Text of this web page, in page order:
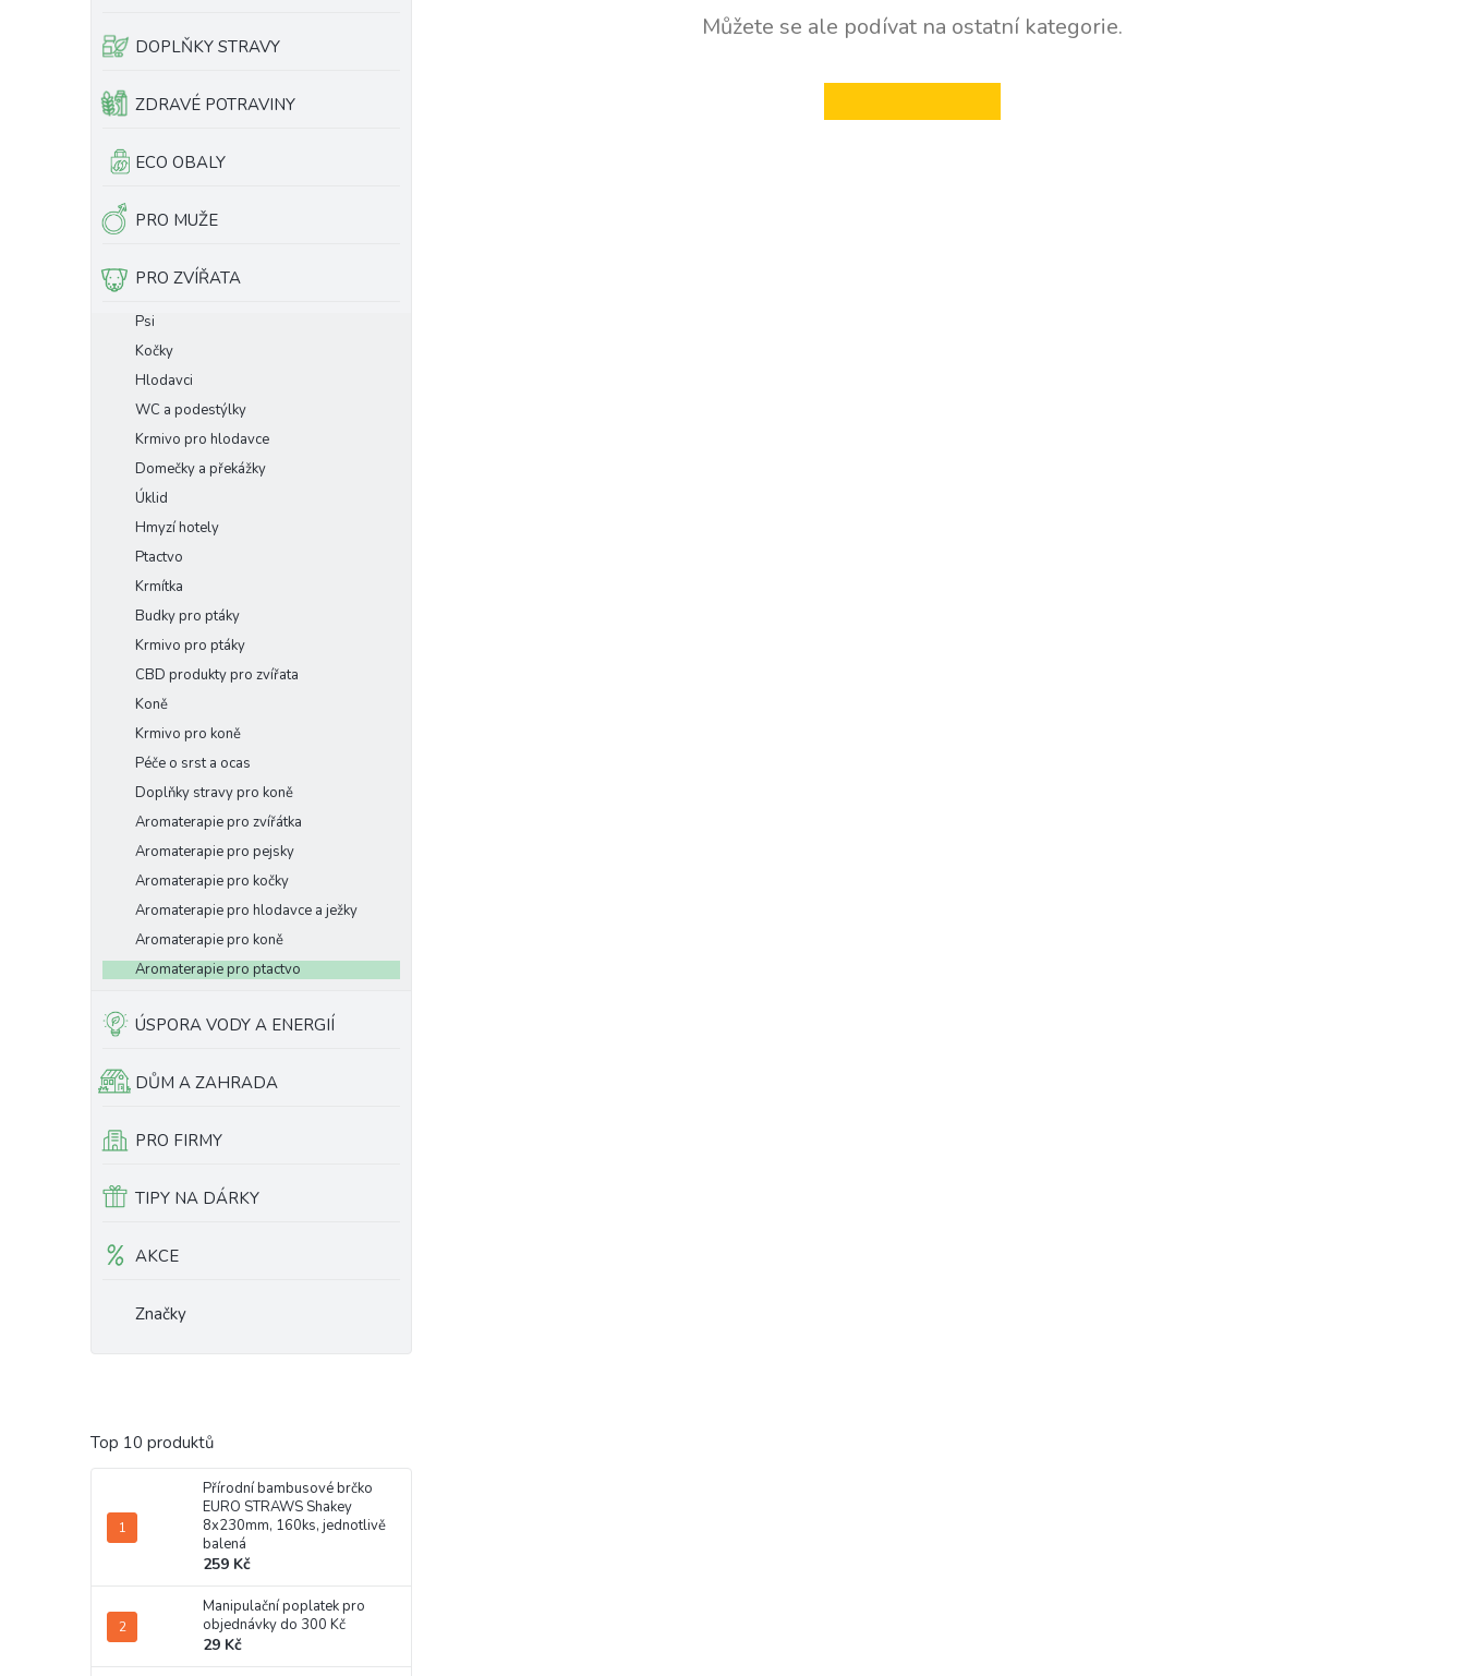
DOPLŇKY STRAVY
ZDRAVÉ POTRAVINY
ECO OBALY
PRO MUŽE
PRO ZVÍŘATA
Psi
Kočky
Hlodavci
WC a podestýlky
Krmivo pro hlodavce
Domečky a překážky
Úklid
Hmyzí hotely
Ptactvo
Krmítka
Budky pro ptáky
Krmivo pro ptáky
CBD produkty pro zvířata
Koně
Krmivo pro koně
Péče o srst a ocas
Doplňky stravy pro koně
Aromaterapie pro zvířátka
Aromaterapie pro pejsky
Aromaterapie pro kočky
Aromaterapie pro hlodavce a ježky
Aromaterapie pro koně
Aromaterapie pro ptactvo
ÚSPORA VODY A ENERGIÍ
DŮM A ZAHRADA
PRO FIRMY
TIPY NA DÁRKY
AKCE
Značky
Top 10 produktů
Přírodní bambusové brčko
EURO STRAWS Shakey
8x230mm, 160ks, jednotlivě
balená
259 Kč
Manipulační poplatek pro
objednávky do 300 Kč
29 Kč
Můžete se ale podívat na ostatní kategorie.